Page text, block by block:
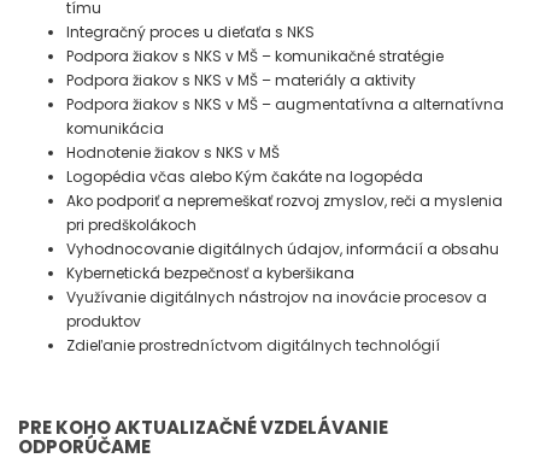
tímu
Integračný proces u dieťaťa s NKS
Podpora žiakov s NKS v MŠ – komunikačné stratégie
Podpora žiakov s NKS v MŠ – materiály a aktivity
Podpora žiakov s NKS v MŠ – augmentatívna a alternatívna
komunikácia
Hodnotenie žiakov s NKS v MŠ
Logopédia včas alebo Kým čakáte na logopéda
Ako podporiť a nepremeškať rozvoj zmyslov, reči a myslenia
pri predškolákoch
Vyhodnocovanie digitálnych údajov, informácií a obsahu
Kybernetická bezpečnosť a kyberšikana
Využívanie digitálnych nástrojov na inovácie procesov a
produktov
Zdieľanie prostredníctvom digitálnych technológií
PRE KOHO AKTUALIZAČNÉ VZDELÁVANIE
ODPORÚČAME